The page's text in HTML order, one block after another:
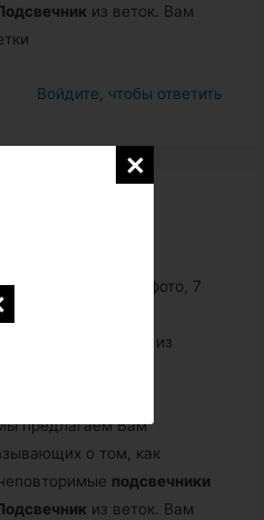
из веток. Вам
Войдите, чтобы ответить
: 70 фото, 7
можно сделать из
– из дерева, из
бутылок, из
предлагаем Вам
о том, как
подсвечники
из веток. Вам